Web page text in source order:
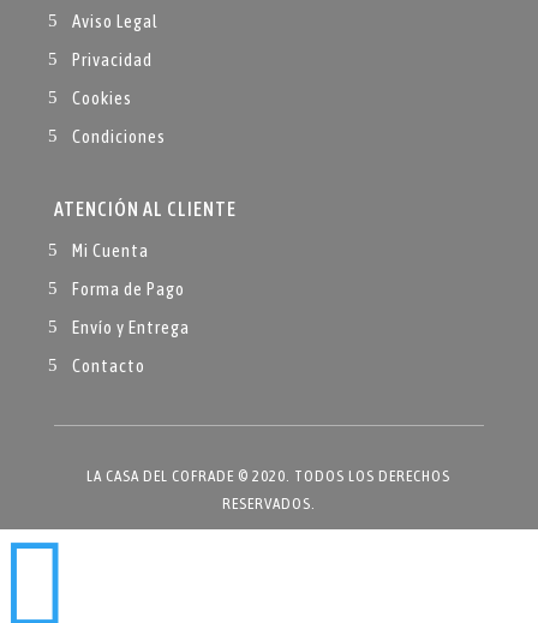
Aviso Legal
Privacidad
Cookies
Condiciones
ATENCIÓN AL CLIENTE
Mi Cuenta
Forma de Pago
Envío y Entrega
Contacto
LA CASA DEL COFRADE © 2020. TODOS LOS DERECHOS
RESERVADOS.
